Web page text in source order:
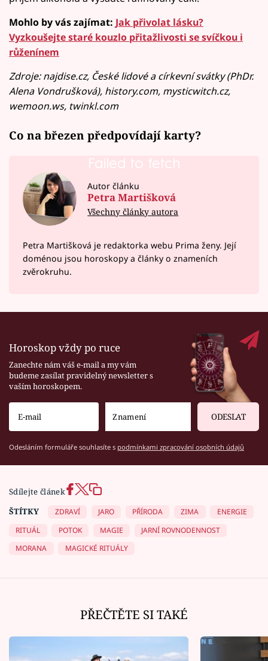
Mohlo by vás zajímat: Jak přivolat lásku?
Vyzkoušejte staré kouzlo přitažlivosti se svíčkou i
růženínem
Zdroje: najdise.cz, České lidové a církevní svátky (PhDr.
Alena Vondrušková), history.com, mysticwitch.cz,
wemoon.ws, twinkl.com
Co na březen předpovídají karty?
Failed to fetch
Autor článku
Petra Martišková
Všechny články autora
Petra Martišková je redaktorka webu Prima ženy. Její
doménou jsou horoskopy a články o znameních
zvěrokruhu.
Horoskop vždy po ruce
Zanechte nám váš e-mail a my vám
budeme zasílat pravidelný newsletter s
vaším horoskopem.
ODESLAT
Odesláním formuláře souhlasíte s podmínkami zpracování osobních údajů
Sdílejte článek
ŠTÍTKY
ZDRAVÍ JARO PŘÍRODA ZIMA
ENERGIE
RITUÁL
POTOK MAGIE
JARNÍ ROVNODENNOST
MORANA
MAGICKÉ RITUÁLY
PŘEČTĚTE SI TAKÉ